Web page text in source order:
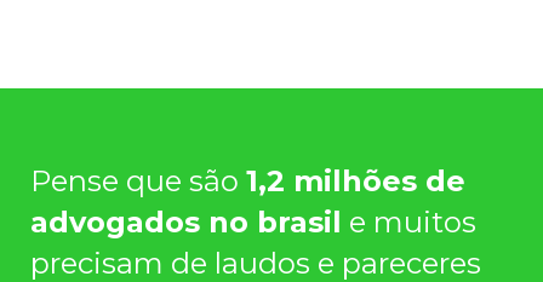
Pense que são 1,2 milhões de
advogados no brasil e muitos
precisam de laudos e pareceres